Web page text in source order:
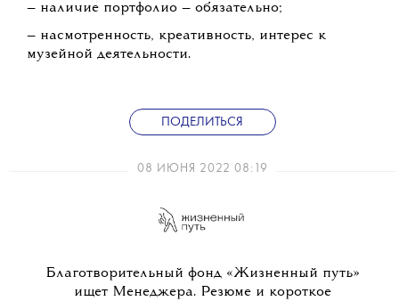
— наличие портфолио — обязательно;
— насмотренность, креативность, интерес к
музейной деятельности.
ПОДЕЛИТЬСЯ
08 ИЮНЯ 2022 08:19
Благотворительный фонд «Жизненный путь»
ищет Менеджера. Резюме и короткое